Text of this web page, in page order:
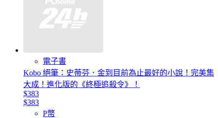
電子書
Kobo 絕筆：史蒂芬．金到目前為止最好的小說！完美集
大成！進化版的《終極追殺令》！
$383
$383
P幣